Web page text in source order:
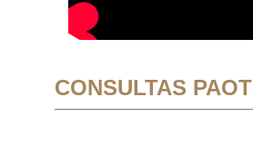
CONSULTAS PAOT